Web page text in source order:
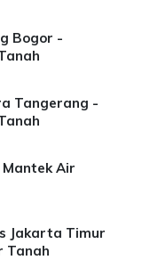
Bogor -
Tangerang -
Mantek Air
Jakarta Timur
Tanah